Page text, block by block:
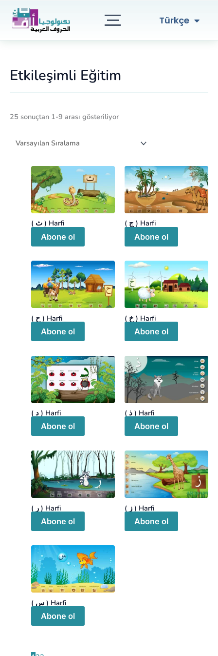
Türkçe
العربية
Etkileşimli Eğitim
25 sonuçtan 1-9 arası gösteriliyor
( ث ) Harfi
Abone ol
( ج ) Harfi
Abone ol
( ح ) Harfi
Abone ol
( خ ) Harfi
Abone ol
( د ) Harfi
Abone ol
( ذ ) Harfi
Abone ol
( ر ) Harfi
Abone ol
( ز ) Harfi
Abone ol
( س ) Harfi
Abone ol